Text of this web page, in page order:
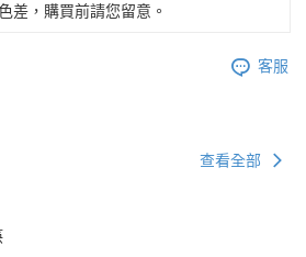
差，購買前請您留意。
客服
查看全部